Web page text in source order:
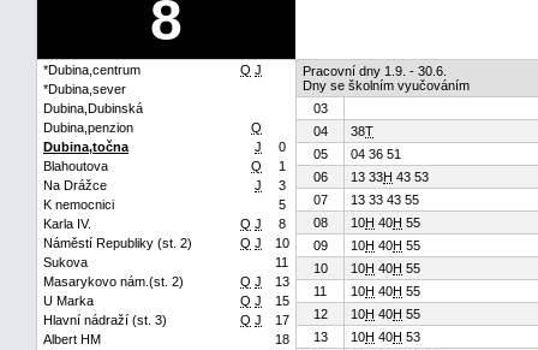
8
*Dubina,centrum Q J
*Dubina,sever
Dubina,Dubinská
Dubina,penzion
Q
Dubina,točna
J
0
Blahoutova
Q
1
Na Drážce
J
3
K nemocnici
5
Karla IV.
Q J
8
Náměstí Republiky (st. 2)
Q J
10
Sukova
11
Masarykovo nám.(st. 2)
Q J
13
U Marka
Q J
15
Hlavní nádraží (st. 3)
Q J
17
Albert HM
18
Pracovní dny 1.9. - 30.6.
Dny se školním vyučováním
03
04
38T
05
04 36 51
06
13 33H 43 53
07
13 33 43 55
08
10H 40H 55
09
10H 40H 55
10
10H 40H 55
11
10H 40H 55
12
10H 40H 55
13
10H 40H 53